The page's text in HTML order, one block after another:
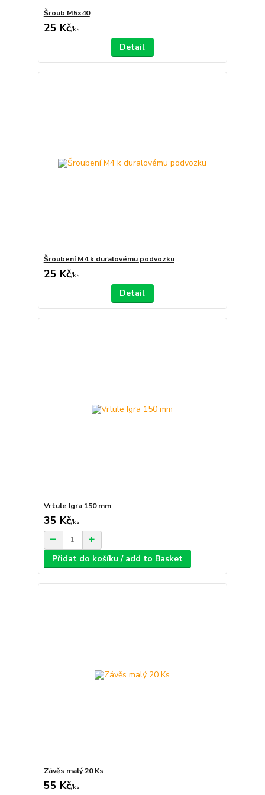
Šroub M5x40
25 Kč/ks
Detail
Šroubení M4 k duralovému podvozku
25 Kč/ks
Detail
Vrtule Igra 150 mm
35 Kč/ks
Přidat do košíku / add to Basket
Závěs malý 20 Ks
55 Kč/ks